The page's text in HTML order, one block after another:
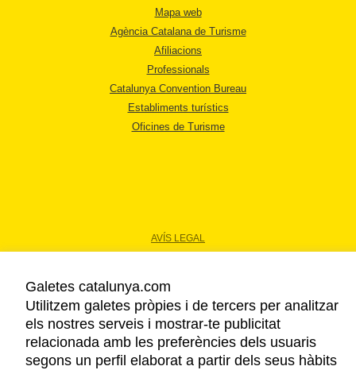
Mapa web
Agència Catalana de Turisme
Afiliacions
Professionals
Catalunya Convention Bureau
Establiments turístics
Oficines de Turisme
AVÍS LEGAL
ACCESSIBILITAT
Copyright © 2026. Agència Catalana de Turisme. Tots els drets reservats.
Galetes catalunya.com
Utilitzem galetes pròpies i de tercers per analitzar
els nostres serveis i mostrar-te publicitat
relacionada amb les preferències dels usuaris
segons un perfil elaborat a partir dels seus hàbits